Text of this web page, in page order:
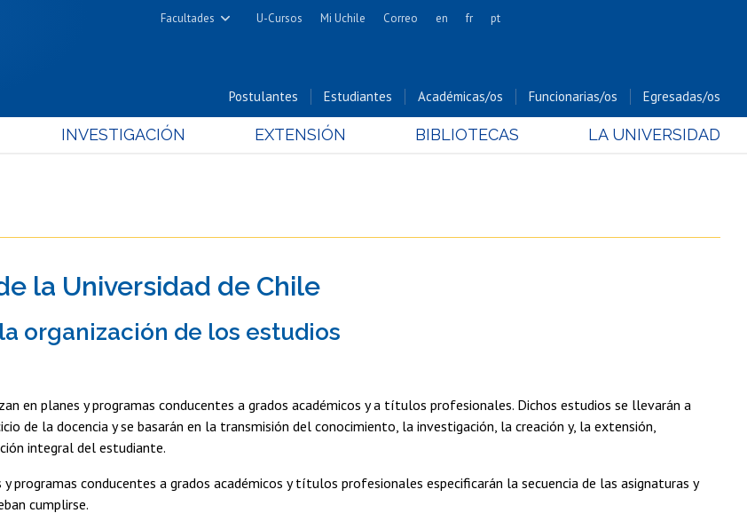
Facultades
Cs. Físicas y Matemáticas
Cs. Forestales y Conservación
Cs. Químicas y Farmacéuticas
Cs. Sociales
Estudios Avanzados en Educación
Alimentos
U-Cursos Mi Uchile Correo en fr pt
Postulantes Estudiantes Académicas/os Funcionarias/os Egresadas/os
INVESTIGACIÓN EXTENSIÓN BIBLIOTECAS LA UNIVERSIDAD
la Universidad de Chile
organización de los estudios
en planes y programas conducentes a grados académicos y a títulos profesionales. Dichos estudios se llevarán a
de la docencia y se basarán en la transmisión del conocimiento, la investigación, la creación y, la extensión,
integral del estudiante.
programas conducentes a grados académicos y títulos profesionales especificarán la secuencia de las asignaturas y
cumplirse.